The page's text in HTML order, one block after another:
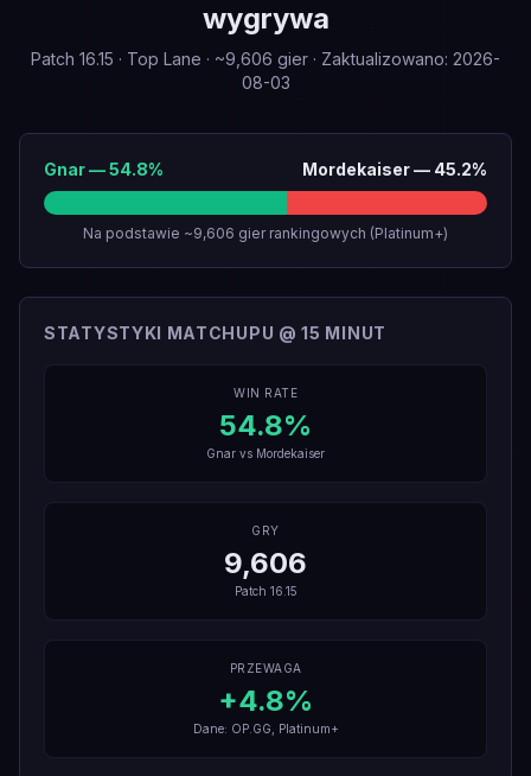
wygrywa
Patch 16.15 · Top Lane · ~9,606 gier · Zaktualizowano: 2026-
08-03
Gnar—54.8% Mordekaiser— 45.2%
Na podstawie ~9,606 gier rankingowych (Platinum+)
STATYSTYKI MATCHUPU @ 15 MINUT
WIN RATE
54.8%
Gnar vs Mordekaiser
GRY
9,606
Patch 16.15
PRZEWAGA
+4.8%
Dane: OP.GG, Platinum+